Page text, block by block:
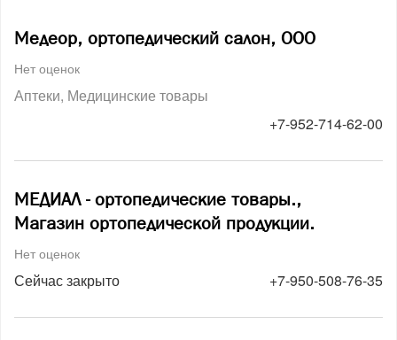
Медеор, ортопедический салон, ООО
Нет оценок
Аптеки Медицинские товары
+7-952-714-62-00
МЕДИАЛ - ортопедические товары.,
Магазин ортопедической продукции.
Нет оценок
Сейчас закрыто +7-950-508-76-35